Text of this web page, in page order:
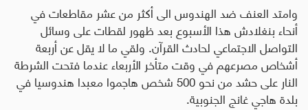
وامتد العنف ضد الهندوس الى أكثر من عشر مقاطعات في
أنحاء بنغلادش هذا الأسبوع بعد ظهور لقطات على وسائل
التواصل الاجتماعي لحادث القرآن. ولقي ما لا يقل عن أربعة
أشخاص مصرعهم في وقت متأخر الأربعاء عندما فتحت الشرطة
النار على حشد من نحو 500 شخص هاجموا معبدا هندوسيا في
بلدة هاجي غانج الجنوبية.